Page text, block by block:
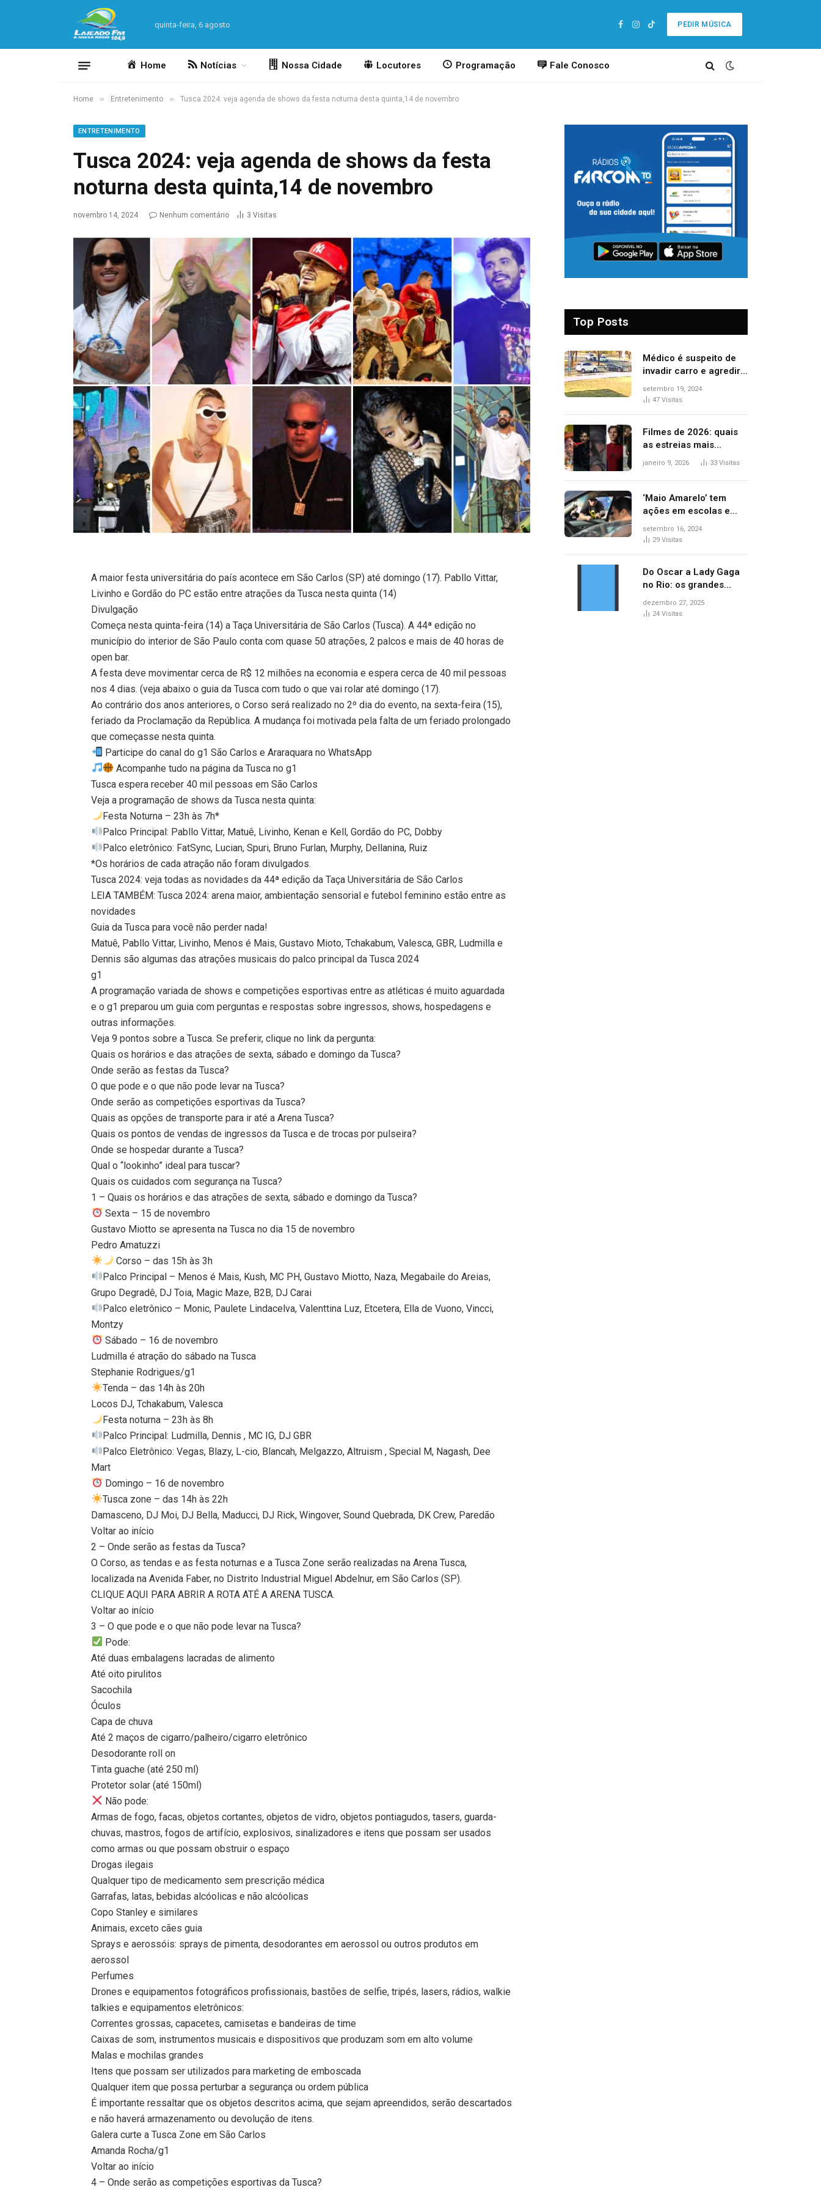
quinta-feira, 6 agosto
Facebook
Instagram
TikTok
PEDIR MÚSICA
Home Notícias Nossa Cidade Locutores Programação Fale Conosco
Home » Entretenimento » Tusca 2024: veja agenda de shows da festa noturna desta quinta,14 de novembro
ENTRETENIMENTO
Tusca 2024: veja agenda de shows da festa
noturna desta quinta,14 de novembro
novembro 14, 2024 Nenhum comentário 3 Visitas
A maior festa universitária do país acontece em São Carlos (SP) até domingo (17). Pabllo Vittar,
Livinho e Gordão do PC estão entre atrações da Tusca nesta quinta (14)
Divulgação
Começa nesta quinta-feira (14) a Taça Universitária de São Carlos (Tusca). A 44ª edição no
município do interior de São Paulo conta com quase 50 atrações, 2 palcos e mais de 40 horas de
open bar.
A festa deve movimentar cerca de R$ 12 milhões na economia e espera cerca de 40 mil pessoas
nos 4 dias. (veja abaixo o guia da Tusca com tudo o que vai rolar até domingo (17).
Ao contrário dos anos anteriores, o Corso será realizado no 2º dia do evento, na sexta-feira (15),
feriado da Proclamação da República. A mudança foi motivada pela falta de um feriado prolongado
que começasse nesta quinta.
Participe do canal do g1 São Carlos e Araraquara no WhatsApp
Acompanhe tudo na página da Tusca no g1
Tusca espera receber 40 mil pessoas em São Carlos
Veja a programação de shows da Tusca nesta quinta:
Festa Noturna – 23h às 7h*
Palco Principal: Pabllo Vittar, Matuê, Livinho, Kenan e Kell, Gordão do PC, Dobby
Palco eletrônico: FatSync, Lucian, Spuri, Bruno Furlan, Murphy, Dellanina, Ruiz
*Os horários de cada atração não foram divulgados.
Tusca 2024: veja todas as novidades da 44ª edição da Taça Universitária de São Carlos
LEIA TAMBÉM: Tusca 2024: arena maior, ambientação sensorial e futebol feminino estão entre as
novidades
Guia da Tusca para você não perder nada!
Matuê, Pabllo Vittar, Livinho, Menos é Mais, Gustavo Mioto, Tchakabum, Valesca, GBR, Ludmilla e
Dennis são algumas das atrações musicais do palco principal da Tusca 2024
g1
A programação variada de shows e competições esportivas entre as atléticas é muito aguardada
e o g1 preparou um guia com perguntas e respostas sobre ingressos, shows, hospedagens e
outras informações.
Veja 9 pontos sobre a Tusca. Se preferir, clique no link da pergunta:
Quais os horários e das atrações de sexta, sábado e domingo da Tusca?
Onde serão as festas da Tusca?
O que pode e o que não pode levar na Tusca?
Onde serão as competições esportivas da Tusca?
Quais as opções de transporte para ir até a Arena Tusca?
Quais os pontos de vendas de ingressos da Tusca e de trocas por pulseira?
Onde se hospedar durante a Tusca?
Qual o “lookinho” ideal para tuscar?
Quais os cuidados com segurança na Tusca?
1 – Quais os horários e das atrações de sexta, sábado e domingo da Tusca?
Sexta – 15 de novembro
Gustavo Miotto se apresenta na Tusca no dia 15 de novembro
Pedro Amatuzzi
Corso – das 15h às 3h
Palco Principal – Menos é Mais, Kush, MC PH, Gustavo Miotto, Naza, Megabaile do Areias,
Grupo Degradê, DJ Toia, Magic Maze, B2B, DJ Carai
Palco eletrônico – Monic, Paulete Lindacelva, Valenttina Luz, Etcetera, Ella de Vuono, Vincci,
Montzy
Sábado – 16 de novembro
Ludmilla é atração do sábado na Tusca
Stephanie Rodrigues/g1
Tenda – das 14h às 20h
Locos DJ, Tchakabum, Valesca
Festa noturna – 23h às 8h
Palco Principal: Ludmilla, Dennis , MC IG, DJ GBR
Palco Eletrônico: Vegas, Blazy, L-cio, Blancah, Melgazzo, Altruism , Special M, Nagash, Dee
Mart
Domingo – 16 de novembro
Tusca zone – das 14h às 22h
Damasceno, DJ Moi, DJ Bella, Maducci, DJ Rick, Wingover, Sound Quebrada, DK Crew, Paredão
Voltar ao início
2 – Onde serão as festas da Tusca?
O Corso, as tendas e as festa noturnas e a Tusca Zone serão realizadas na Arena Tusca,
localizada na Avenida Faber, no Distrito Industrial Miguel Abdelnur, em São Carlos (SP).
CLIQUE AQUI PARA ABRIR A ROTA ATÉ A ARENA TUSCA.
Voltar ao início
3 – O que pode e o que não pode levar na Tusca?
Pode:
Até duas embalagens lacradas de alimento
Até oito pirulitos
Sacochila
Óculos
Capa de chuva
Até 2 maços de cigarro/palheiro/cigarro eletrônico
Desodorante roll on
Tinta guache (até 250 ml)
Protetor solar (até 150ml)
Não pode:
Armas de fogo, facas, objetos cortantes, objetos de vidro, objetos pontiagudos, tasers, guarda-
chuvas, mastros, fogos de artifício, explosivos, sinalizadores e itens que possam ser usados
como armas ou que possam obstruir o espaço
Drogas ilegais
Qualquer tipo de medicamento sem prescrição médica
Garrafas, latas, bebidas alcóolicas e não alcóolicas
Copo Stanley e similares
Animais, exceto cães guia
Sprays e aerossóis: sprays de pimenta, desodorantes em aerossol ou outros produtos em
aerossol
Perfumes
Drones e equipamentos fotográficos profissionais, bastões de selfie, tripés, lasers, rádios, walkie
talkies e equipamentos eletrônicos:
Correntes grossas, capacetes, camisetas e bandeiras de time
Caixas de som, instrumentos musicais e dispositivos que produzam som em alto volume
Malas e mochilas grandes
Itens que possam ser utilizados para marketing de emboscada
Qualquer item que possa perturbar a segurança ou ordem pública
É importante ressaltar que os objetos descritos acima, que sejam apreendidos, serão descartados
e não haverá armazenamento ou devolução de itens.
Galera curte a Tusca Zone em São Carlos
Amanda Rocha/g1
Voltar ao início
4 – Onde serão as competições esportivas da Tusca?
Top Posts
Médico é suspeito de
invadir carro e agredir
delegado aposentado
durante confusão no
setembro 19, 2024
47 Visitas
Filmes de 2026: quais
as estreias mais
aguardadas do ano?
janeiro 9, 2026 33 Visitas
‘Maio Amarelo’ tem
ações em escolas e
ruas para prevenir
acidentes no trânsito
setembro 16, 2024
29 Visitas
Do Oscar a Lady Gaga
no Rio: os grandes
marcos da cultura em
2025
dezembro 27, 2025
24 Visitas